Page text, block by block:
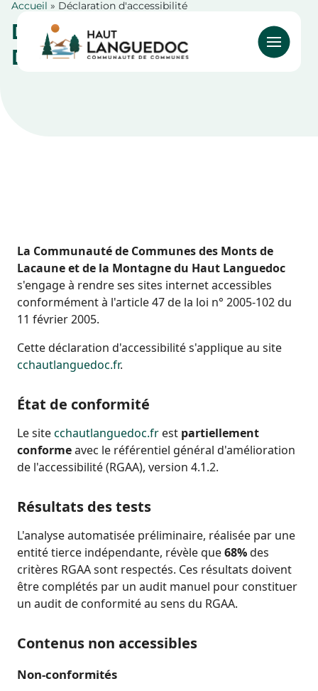
Aller
au
contenu
principal
d'Ariane
Accueil Déclaration d'accessibilité
DÉCLARATION
D'ACCESSIBILITÉ
La Communauté de Communes des Monts de
Lacaune et de la Montagne du Haut Languedoc
s'engage à rendre ses sites internet accessibles
conformément à l'article 47 de la loi n° 2005-102 du
11 février 2005.
Cette déclaration d'accessibilité s'applique au site
cchautlanguedoc.fr.
État de conformité
Le sitecchautlanguedoc.fr est partiellement
conformeavec le référentiel général d'amélioration
de l'accessibilité (RGAA), version 4.1.2.
Résultats des tests
L'analyse automatisée préliminaire, réalisée par une
entité tierce indépendante, révèle que68%des
critères RGAA sont respectés. Ces résultats doivent
être complétés par un audit manuel pour constituer
un audit de conformité au sens du RGAA.
Contenus non accessibles
Non-conformités